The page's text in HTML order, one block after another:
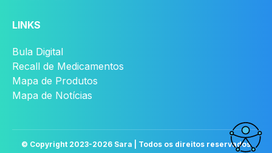
LINKS
Bula Digital
Recall de Medicamentos
Mapa de Produtos
Mapa de Notícias
© Copyright 2023-2026 Sara | Todos os direitos reservados